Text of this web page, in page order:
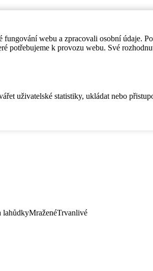
webu a zpracovali osobní údaje.
potřebujeme k provozu webu. Své
uživatelské statistiky, ukládat nebo
lahůdkyMraženéTrvanlivé